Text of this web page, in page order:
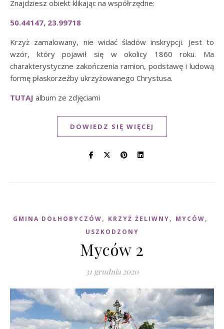
Znajdziesz obiekt klikając na współrzędne:
50.44147, 23.99718
Krzyż zamalowany, nie widać śladów inskrypcji. Jest to
wzór, który pojawił się w okolicy 1860 roku. Ma
charakterystyczne zakończenia ramion, podstawę i ludową
formę płaskorzeźby ukrzyżowanego Chrystusa.
TUTAJ album ze zdjęciami
DOWIEDZ SIĘ WIĘCEJ
GMINA DOŁHOBYCZÓW, KRZYŻ ŻELIWNY, MYCÓW,
USZKODZONY
Myców 2
31 grudnia 2020